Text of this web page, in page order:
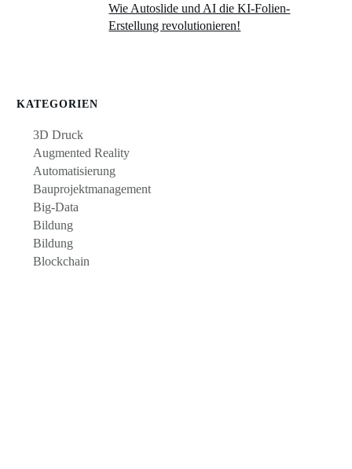
Wie Autoslide und AI die KI-Folien-
Erstellung revolutionieren!
KATEGORIEN
3D Druck
Augmented Reality
Automatisierung
Bauprojektmanagement
Big-Data
Bildung
Bildung
Blockchain